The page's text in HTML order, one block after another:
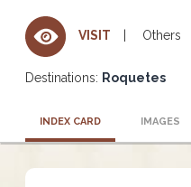
VISIT Others
Destinations: Roquetes
INDEX CARD IMAGES